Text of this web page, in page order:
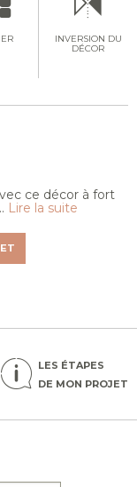
INVERSION DU
DÉCOR
ce décor à fort
Lire la suite
LES ÉTAPES
DE MON PROJET